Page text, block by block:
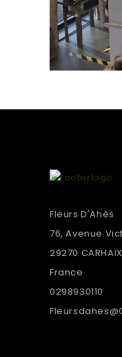
Fleurs D'Ahès
76, Avenue
29270
France
0298930110